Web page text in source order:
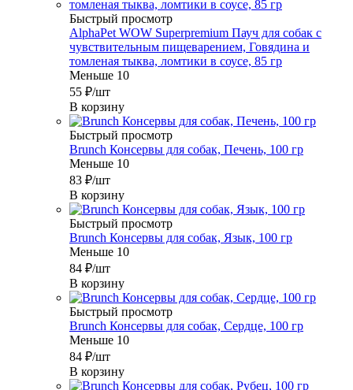
Быстрый просмотр
AlphaPet WOW Superpremium Пауч для собак с
чувствительным пищеварением, Говядина и
томленая тыква, ломтики в соусе, 85 гр
Меньше 10
55 ₽/шт
В корзину
Быстрый просмотр
Brunch Консервы для собак, Печень, 100 гр
Меньше 10
83 ₽/шт
В корзину
Быстрый просмотр
Brunch Консервы для собак, Язык, 100 гр
Меньше 10
84 ₽/шт
В корзину
Быстрый просмотр
Brunch Консервы для собак, Сердце, 100 гр
Меньше 10
84 ₽/шт
В корзину